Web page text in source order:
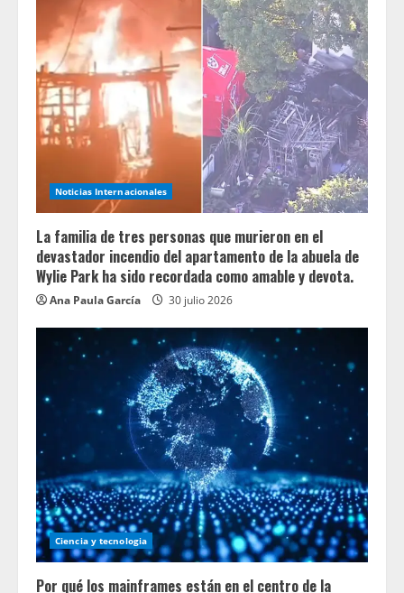
Noticias Internacionales
La familia de tres personas que murieron en el
devastador incendio del apartamento de la abuela de
Wylie Park ha sido recordada como amable y devota.
Ana Paula García 30 julio 2026
Ciencia y tecnologia
Por qué los mainframes están en el centro de la